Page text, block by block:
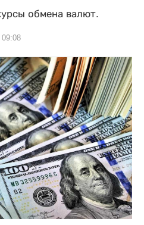
обмена валют.